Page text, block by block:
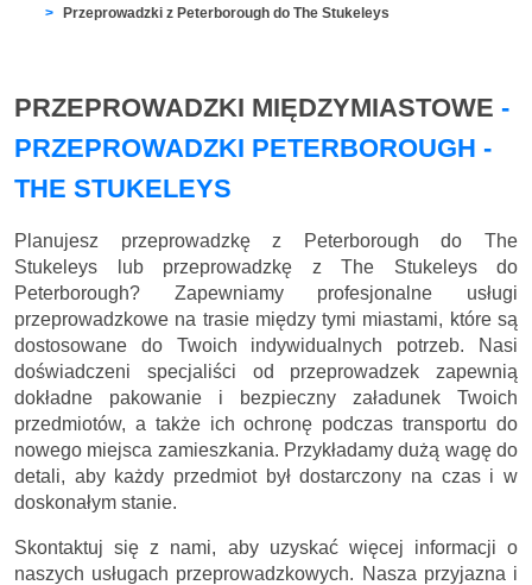
Przeprowadzki z Peterborough do The Stukeleys
PRZEPROWADZKI MIĘDZYMIASTOWE -
PRZEPROWADZKI PETERBOROUGH -
THE STUKELEYS
Planujesz przeprowadzkę z Peterborough do The
Stukeleys lub przeprowadzkę z The Stukeleys do
Peterborough? Zapewniamy profesjonalne usługi
przeprowadzkowe na trasie między tymi miastami, które są
dostosowane do Twoich indywidualnych potrzeb. Nasi
doświadczeni specjaliści od przeprowadzek zapewnią
dokładne pakowanie i bezpieczny załadunek Twoich
przedmiotów, a także ich ochronę podczas transportu do
nowego miejsca zamieszkania. Przykładamy dużą wagę do
detali, aby każdy przedmiot był dostarczony na czas i w
doskonałym stanie.
Skontaktuj się z nami, aby uzyskać więcej informacji o
naszych usługach przeprowadzkowych. Nasza przyjazna i